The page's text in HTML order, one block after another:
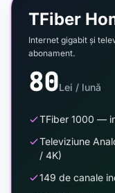
TFiber
Internet gigabit și
abonament.
80Lei / lună
TFiber 1000 —
Televiziune
/ 4K)
149 de canale